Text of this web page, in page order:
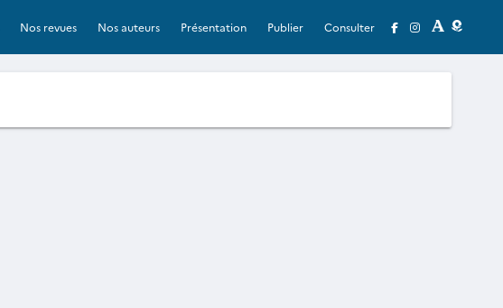
Nos revues Nos auteurs Présentation Publier Consulter